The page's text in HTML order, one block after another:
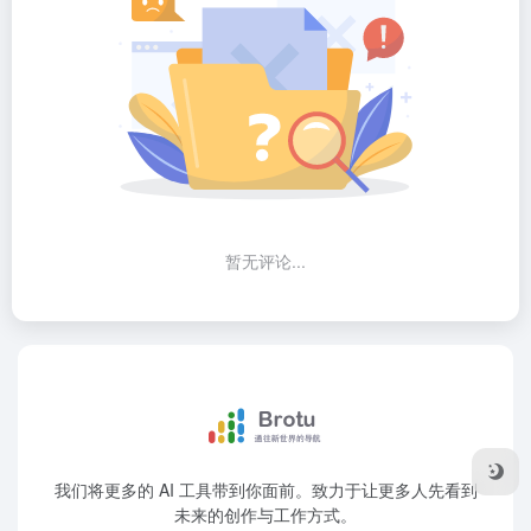
暂无评论...
我们将更多的 AI 工具带到你面前。致力于让更多人先看到
未来的创作与工作方式。